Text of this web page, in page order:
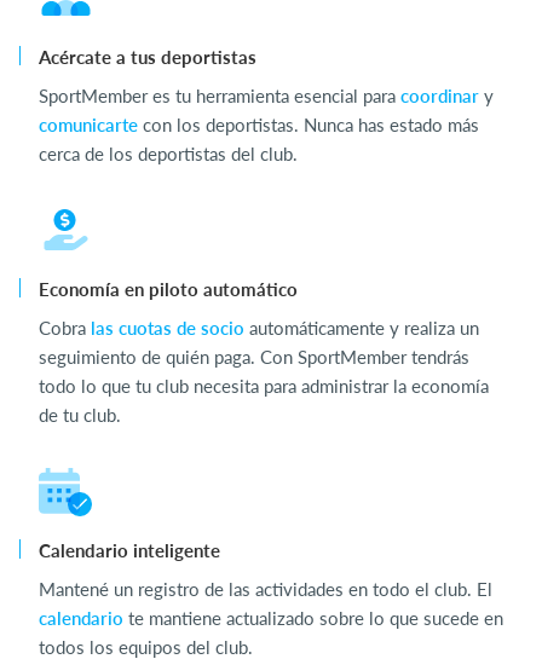
Acércate a tus deportistas
SportMember es tu herramienta esencial para coordinar y
comunicarte con los deportistas. Nunca has estado más
cerca de los deportistas del club.
Economía en piloto automático
Cobra las cuotas de socio automáticamente y realiza un
seguimiento de quién paga. Con SportMember tendrás
todo lo que tu club necesita para administrar la economía
de tu club.
Calendario inteligente
Mantené un registro de las actividades en todo el club. El
calendario te mantiene actualizado sobre lo que sucede en
todos los equipos del club.